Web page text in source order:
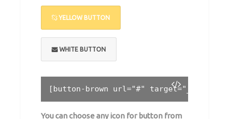
YELLOW BUTTON
WHITE BUTTON
[button-brown url="#" target="_self"
You can choose any icon for button from